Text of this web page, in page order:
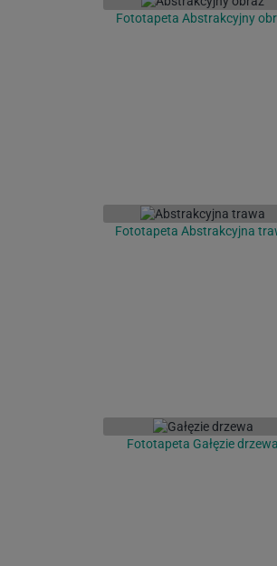
Fototapeta Abstrakcyjny
Fototapeta Abstrakcyjna
Fototapeta Gałęzie drzewa